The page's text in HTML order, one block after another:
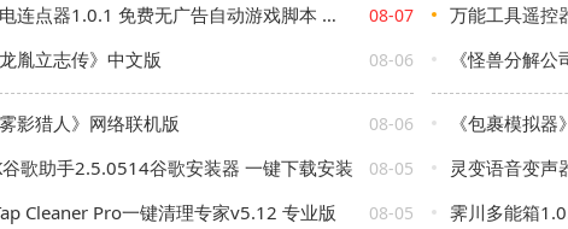
连点器1.0.1 免费无广告自动游戏脚本 自动抢票 08-07 万能工具遥控
龙胤立志传》中文版 08-06 《怪兽分解公
雾影猎人》网络联机版 08-06 《包裹模拟器
谷歌助手2.5.0514谷歌安装器 一键下载安装 08-05 灵变语音变声
Cleaner Pro一键清理专家v5.12 专业版 08-05 霁川多能箱1.0.0